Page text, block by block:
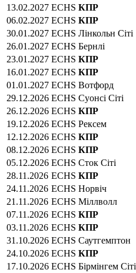
13.02.2027 ECHS КПР
06.02.2027 ECHS КПР
30.01.2027 ECHS Лінкольн Сіті
26.01.2027 ECHS Бернлі
23.01.2027 ECHS КПР
16.01.2027 ECHS КПР
01.01.2027 ECHS Вотфорд
29.12.2026 ECHS Суонсі Сіті
26.12.2026 ECHS КПР
19.12.2026 ECHS Рексем
12.12.2026 ECHS КПР
08.12.2026 ECHS КПР
05.12.2026 ECHS Сток Сіті
28.11.2026 ECHS КПР
24.11.2026 ECHS Норвіч
21.11.2026 ECHS Міллволл
07.11.2026 ECHS КПР
03.11.2026 ECHS КПР
31.10.2026 ECHS Саутгемптон
24.10.2026 ECHS КПР
17.10.2026 ECHS Бірмінгем Сіті